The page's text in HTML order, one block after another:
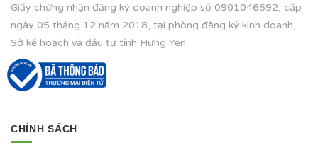
Giấy chứng nhận đăng ký doanh nghiệp số 0901046592, cấp
ngày 05 tháng 12 năm 2018, tại phòng đăng ký kinh doanh,
Sở kế hoạch và đầu tư tỉnh Hưng Yên.
CHÍNH SÁCH